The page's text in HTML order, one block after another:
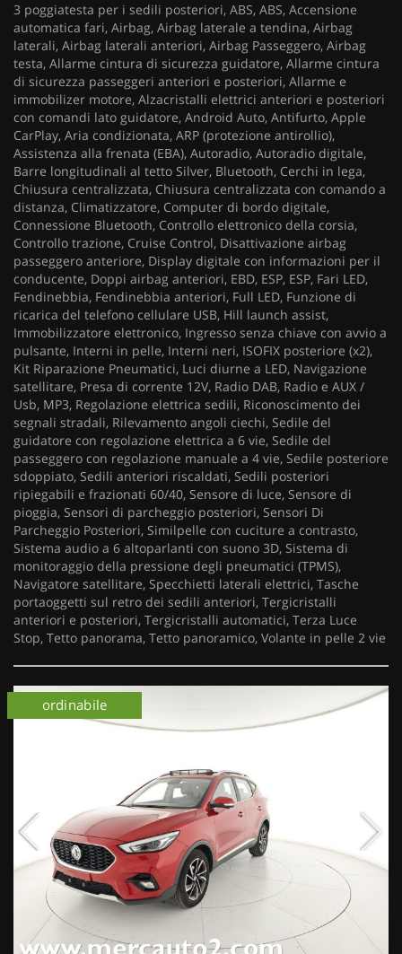
3 poggiatesta per i sedili posteriori, ABS, ABS, Accensione
automatica fari, Airbag, Airbag laterale a tendina, Airbag
laterali, Airbag laterali anteriori, Airbag Passeggero, Airbag
testa, Allarme cintura di sicurezza guidatore, Allarme cintura
di sicurezza passeggeri anteriori e posteriori, Allarme e
immobilizer motore, Alzacristalli elettrici anteriori e posteriori
con comandi lato guidatore, Android Auto, Antifurto, Apple
CarPlay, Aria condizionata, ARP (protezione antirollio),
Assistenza alla frenata (EBA), Autoradio, Autoradio digitale,
Barre longitudinali al tetto Silver, Bluetooth, Cerchi in lega,
Chiusura centralizzata, Chiusura centralizzata con comando a
distanza, Climatizzatore, Computer di bordo digitale,
Connessione Bluetooth, Controllo elettronico della corsia,
Controllo trazione, Cruise Control, Disattivazione airbag
passeggero anteriore, Display digitale con informazioni per il
conducente, Doppi airbag anteriori, EBD, ESP, ESP, Fari LED,
Fendinebbia, Fendinebbia anteriori, Full LED, Funzione di
ricarica del telefono cellulare USB, Hill launch assist,
Immobilizzatore elettronico, Ingresso senza chiave con avvio a
pulsante, Interni in pelle, Interni neri, ISOFIX posteriore (x2),
Kit Riparazione Pneumatici, Luci diurne a LED, Navigazione
satellitare, Presa di corrente 12V, Radio DAB, Radio e AUX /
Usb, MP3, Regolazione elettrica sedili, Riconoscimento dei
segnali stradali, Rilevamento angoli ciechi, Sedile del
guidatore con regolazione elettrica a 6 vie, Sedile del
passeggero con regolazione manuale a 4 vie, Sedile posteriore
sdoppiato, Sedili anteriori riscaldati, Sedili posteriori
ripiegabili e frazionati 60/40, Sensore di luce, Sensore di
pioggia, Sensori di parcheggio posteriori, Sensori Di
Parcheggio Posteriori, Similpelle con cuciture a contrasto,
Sistema audio a 6 altoparlanti con suono 3D, Sistema di
monitoraggio della pressione degli pneumatici (TPMS),
Navigatore satellitare, Specchietti laterali elettrici, Tasche
portaoggetti sul retro dei sedili anteriori, Tergicristalli
anteriori e posteriori, Tergicristalli automatici, Terza Luce
Stop, Tetto panorama, Tetto panoramico, Volante in pelle 2 vie
ordinabile